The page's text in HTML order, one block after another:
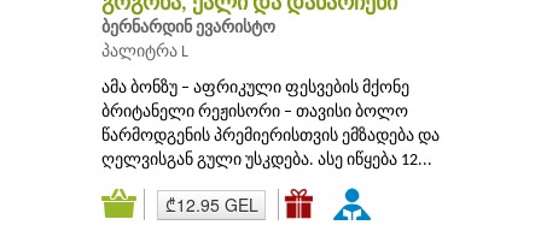
გოგონა, ქალი და დანარჩენი
ბერნარდინ ევარისტო
პალიტრა L
ამა ბონზუ – აფრიკული ფესვების მქონე
ბრიტანელი რეჟისორი – თავისი ბოლო
წარმოდგენის პრემიერისთვის ემზადება და
ღელვისგან გული უსკდება. ასე იწყება 12...
₾12.95 GEL